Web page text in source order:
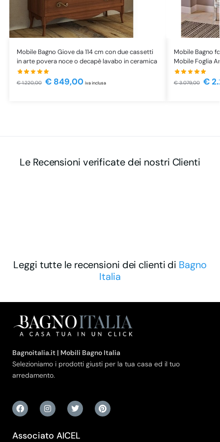
Mobile Bagno Giove da 114 cm con due cassetti
in arte povera noce o decapè lavabo in ceramica
€1.220,00 €849,00 iva inclusa
Mobile Bagno
Mobile Foglia
€3.079,00 €
Le Recensioni verificate dei nostri Clienti
Leggi tutte le recensioni dei clienti di Bagno
Italia
Bagnoitalia.it | Mobili Bagno Italia
Selezioniamo i prodotti giusti per la tua casa ed il tuo
arredamento.
Associato AICEL